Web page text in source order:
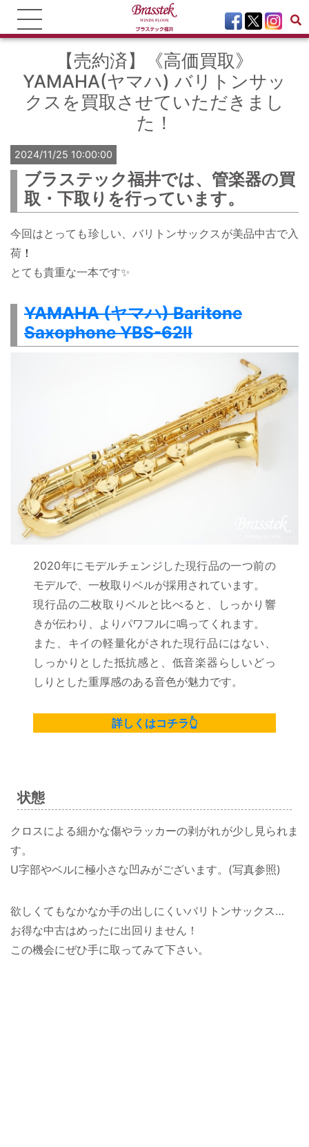
【売約済】《高価買取》
YAMAHA(ヤマハ) バリトンサッ
クスを買取させていただきまし
た！
2024/11/25 10:00:00
ブラステック福井では、管楽器の買
取・下取りを行っています。
今回はとっても珍しい、バリトンサックスが美品中古で入
荷 ！
とても貴重な一本です✨
YAMAHA (ヤマハ) Baritone
Saxophone YBS-62ll
2020年にモデルチェンジした現行品の一つ前の
モデルで、一枚取りベルが採用されています。
現行品の二枚取りベルと比べると、しっかり響
きが伝わり、よりパワフルに鳴ってくれます。
また、キイの軽量化がされた現行品にはない、
しっかりとした抵抗感と、低音楽器らしいどっ
しりとした重厚感のある音色が魅力です。
詳しくはコチラ👆
状態
クロスによる細かな傷やラッカーの剥がれが少し見られま
す。
U字部やベルに極小さな凹みがございます。(写真参照)
欲しくてもなかなか手の出しにくいバリトンサックス…
お得な中古はめったに出回りません！
この機会にぜひ手に取ってみて下さい。